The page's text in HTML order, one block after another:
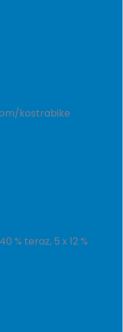
kostrabike
% teraz, 5 x 12 %